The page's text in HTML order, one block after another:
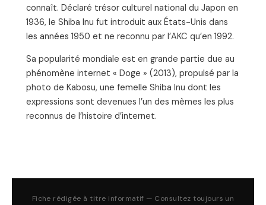
connaît. Déclaré trésor culturel national du Japon en
1936, le Shiba Inu fut introduit aux États-Unis dans
les années 1950 et ne reconnu par l’AKC qu’en 1992.
Sa popularité mondiale est en grande partie due au
phénomène internet « Doge » (2013), propulsé par la
photo de Kabosu, une femelle Shiba Inu dont les
expressions sont devenues l’un des mèmes les plus
reconnus de l’histoire d’internet.
Fiche rédigée à titre informatif — Consultez toujours un